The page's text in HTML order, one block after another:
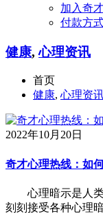
加入奇
付款方
健康,心理资讯
首页
健康, 心理资
2022年10月20日
奇才心理热线：如
心理暗示是人类
刻刻接受各种心理